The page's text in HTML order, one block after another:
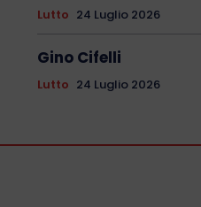
Lutto 24 Luglio 2026
Gino Cifelli
Lutto 24 Luglio 2026